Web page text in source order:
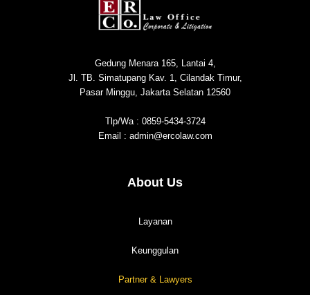
Gedung Menara 165, Lantai 4,
Jl. TB. Simatupang Kav. 1, Cilandak Timur,
Pasar Minggu, Jakarta Selatan 12560
Tlp/Wa : 0859-5434-3724
Email : admin@ercolaw.com
About Us
Layanan
Keunggulan
Partner & Lawyers